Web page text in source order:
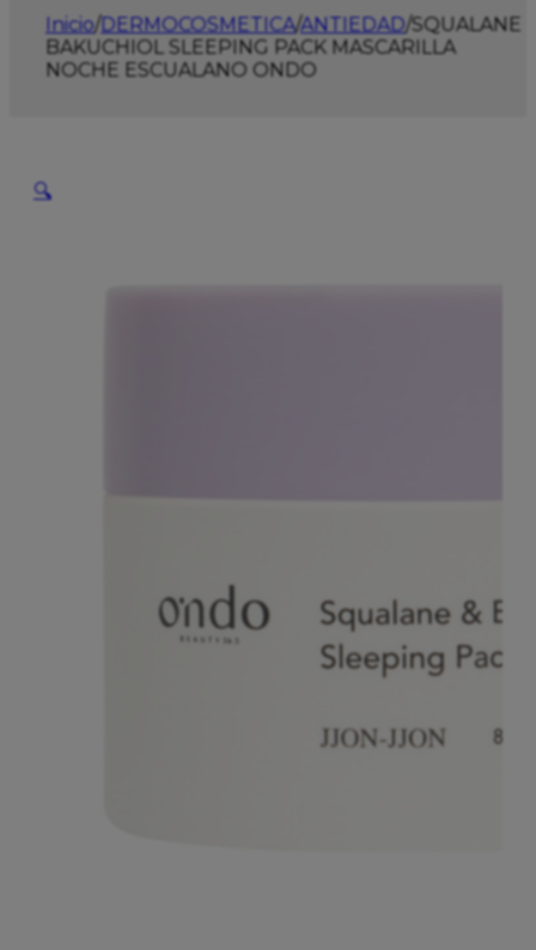
Inicio/DERMOCOSMETICA/ANTIEDAD/SQUALANE
BAKUCHIOL SLEEPING PACK MASCARILLA
NOCHE ESCUALANO ONDO
🔍